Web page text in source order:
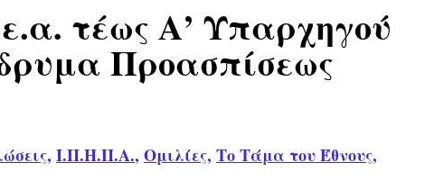
τέως Α’ Υπαρχηγού
Προασπίσεως
, Ι.Π.Η.Π.Α., Ομιλίες, Το Τάμα του Έθνους,